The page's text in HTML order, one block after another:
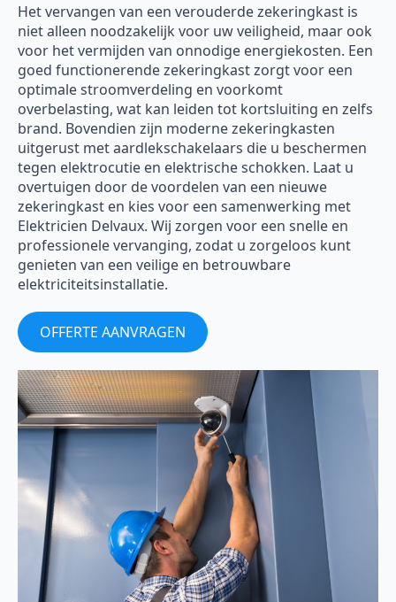
Het vervangen van een verouderde zekeringkast is
niet alleen noodzakelijk voor uw veiligheid, maar ook
voor het vermijden van onnodige energiekosten. Een
goed functionerende zekeringkast zorgt voor een
optimale stroomverdeling en voorkomt
overbelasting, wat kan leiden tot kortsluiting en zelfs
brand. Bovendien zijn moderne zekeringkasten
uitgerust met aardlekschakelaars die u beschermen
tegen elektrocutie en elektrische schokken. Laat u
overtuigen door de voordelen van een nieuwe
zekeringkast en kies voor een samenwerking met
Elektricien Delvaux. Wij zorgen voor een snelle en
professionele vervanging, zodat u zorgeloos kunt
genieten van een veilige en betrouwbare
elektriciteitsinstallatie.
OFFERTE AANVRAGEN